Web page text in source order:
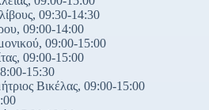
09:30-14:30
09:00-14:00
09:00-15:00
09:00-15:00
15:30
Βικέλας, 09:00-15:00